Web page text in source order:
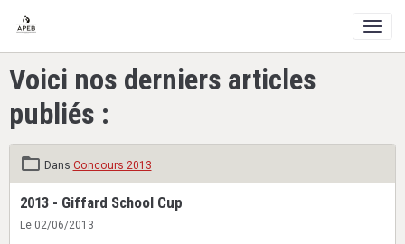
Voici nos derniers articles
publiés :
Dans Concours 2013
2013 - Giffard School Cup
Le 02/06/2013